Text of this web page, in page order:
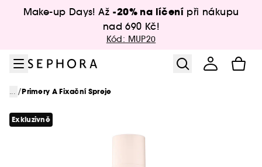
Přejít na hlavní obsah
Make-up Days! Až -20% na líčení při nákupu
nad 690 Kč!
Kód: MUP20
... /Primery A Fixační Spreje
Exkluzivně